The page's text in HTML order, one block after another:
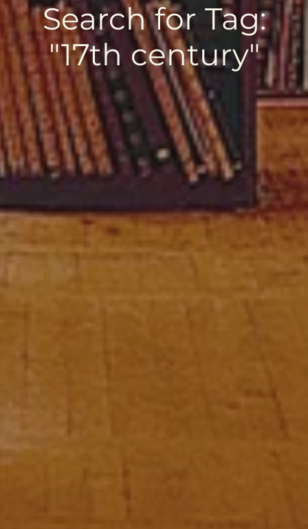
Search for Tag:
"17th century"